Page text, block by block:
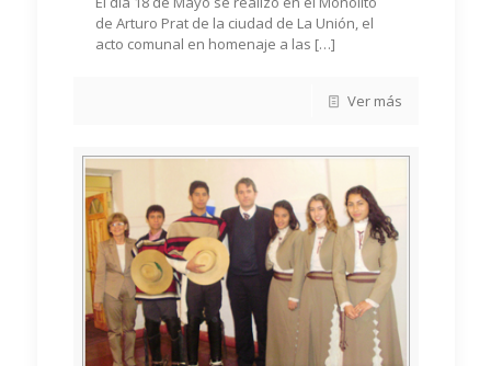
de Arturo Prat de la ciudad de La Unión, el
acto comunal en homenaje a las […]
Ver más